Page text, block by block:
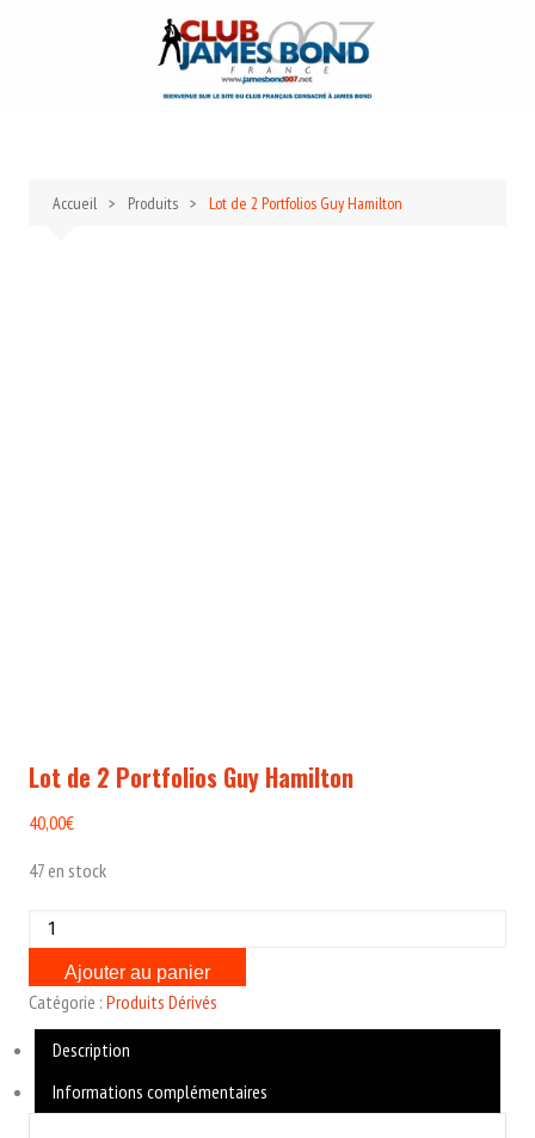
Accueil Produits Lot de 2 Portfolios Guy Hamilton
Lot de 2 Portfolios Guy Hamilton
40,00€
47 en stock
quantité
de
de
2
Portfolios
Guy
Ajouter au panier
Catégorie : Produits Dérivés
Description
Informations complémentaires